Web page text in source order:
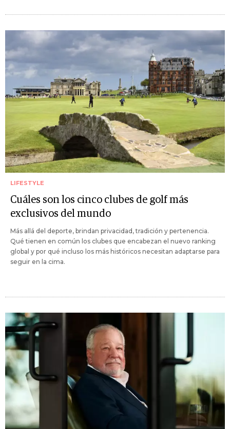
LIFESTYLE
Cuáles son los cinco clubes de golf más
exclusivos del mundo
Más allá del deporte, brindan privacidad, tradición y pertenencia.
Qué tienen en común los clubes que encabezan el nuevo ranking
global y por qué incluso los más históricos necesitan adaptarse para
seguir en la cima.